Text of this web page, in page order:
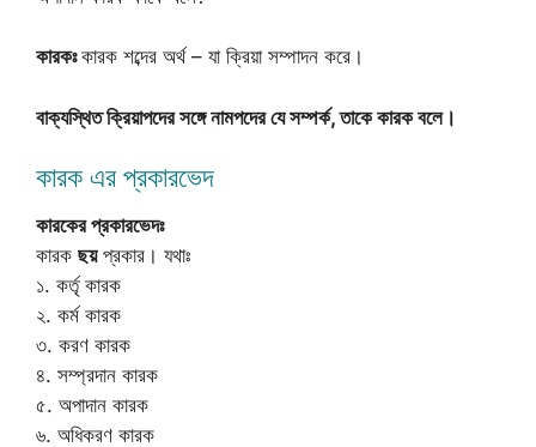
কারকঃকারক শব্দের অর্থ – যা ক্রিয়া সম্পাদন করে।
বাক্যস্থিত ক্রিয়াপদের সঙ্গে নামপদের যে সম্পর্ক, তাকে কারক বলে।
কারক এর প্রকারভেদ
কারকের প্রকারভেদঃ
কারক ছয়প্রকার। যথাঃ
১. কর্তৃ কারক
২. কর্ম কারক
৩. করণ কারক
৪. সম্প্রদান কারক
৫. অপাদান কারক
৬. অধিকরণ কারক